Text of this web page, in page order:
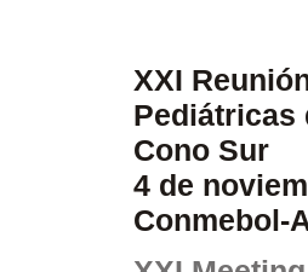
XXI
Pediátricas
Cono Sur
4 de
Conmebol-